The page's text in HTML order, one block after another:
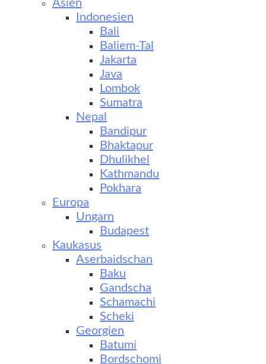
Asien
Indonesien
Bali
Baliem-Tal
Jakarta
Java
Lombok
Sumatra
Nepal
Bandipur
Bhaktapur
Dhulikhel
Kathmandu
Pokhara
Europa
Ungarn
Budapest
Kaukasus
Aserbaidschan
Baku
Gandscha
Schamachi
Scheki
Georgien
Batumi
Bordschomi